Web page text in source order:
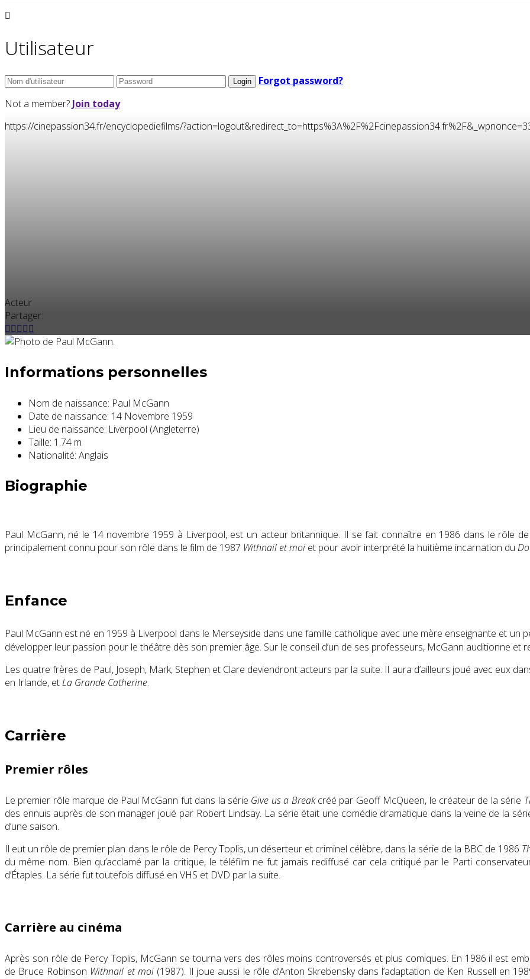
Utilisateur
Forgot password?
Not a member? Join today
https://cinepassion34.fr/encyclopediefilms/
Acteur
Partager:
Informations personnelles
Nom de naissance: Paul McGann
Date de naissance: 14 Novembre 1959
Lieu de naissance: Liverpool (Angleterre)
Taille: 1.74 m
Nationalité: Anglais
Biographie
Paul McGann, né le 14 novembre 1959 à Liverpool, est un acteur britannique. Il se fait connaître en 1986 dans le rôle
principalement connu pour son rôle dans le film de 1987 Withnail et moi et pour avoir interprété la huitième incarnation du
Enfance
Paul McGann est né en 1959 à Liverpool dans le Merseyside dans une famille catholique avec une mère enseignante et un
développer leur passion pour le théâtre dès son premier âge. Sur le conseil d’un de ses professeurs, McGann auditionne et
Les quatre frères de Paul, Joseph, Mark, Stephen et Clare deviendront acteurs par la suite. Il aura d’ailleurs joué avec eux
en Irlande, etLa Grande Catherine.
Carrière
Premier rôles
Le premier rôle marque de Paul McGann fut dans la série Give us a Breakcréé par Geoff McQueen, le créateur de la série
des ennuis auprès de son manager joué par Robert Lindsay. La série était une comédie dramatique dans la veine de la
d’une saison.
Il eut un rôle de premier plan dans le rôle de Percy Toplis, un déserteur et criminel célèbre, dans la série de la BBC de 1986
du même nom. Bien qu’acclamé par la critique, le téléfilm ne fut jamais rediffusé car cela critiqué par le Parti
d’Étaples. La série fut toutefois diffusé en VHS et DVD par la suite.
Carrière au cinéma
Après son rôle de Percy Toplis, McGann se tourna vers des rôles moins controversés et plus comiques. En 1986 il est
de Bruce Robinson Withnail et moi (1987). Il joue aussi le rôle d’Anton Skrebensky dans l’adaptation de Ken Russell en